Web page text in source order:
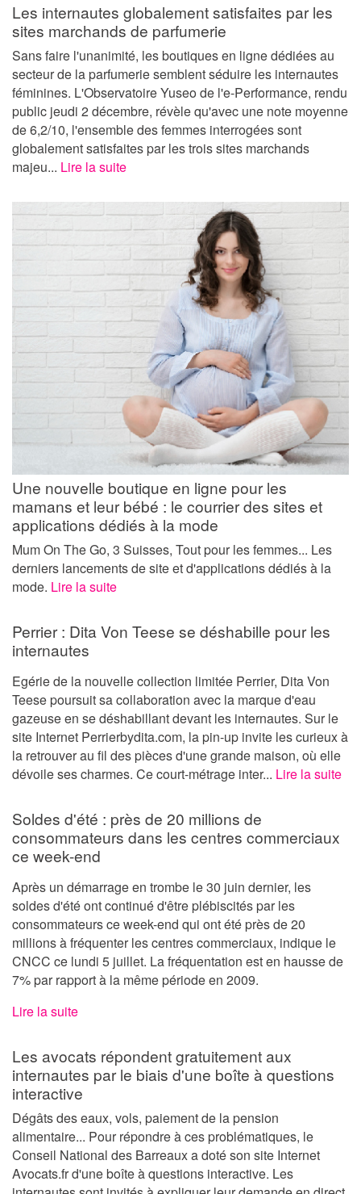
Les internautes globalement satisfaites par les
sites marchands de parfumerie
Sans faire l'unanimité, les boutiques en ligne dédiées au
secteur de la parfumerie semblent séduire les internautes
féminines. L'Observatoire Yuseo de l'e-Performance, rendu
public jeudi 2 décembre, révèle qu'avec une note moyenne
de 6,2/10, l'ensemble des femmes interrogées sont
globalement satisfaites par les trois sites marchands
majeu... Lire la suite
Une nouvelle boutique en ligne pour les
mamans et leur bébé : le courrier des sites et
applications dédiés à la mode
Mum On The Go, 3 Suisses, Tout pour les femmes... Les
derniers lancements de site et d'applications dédiés à la
mode. Lire la suite
Perrier : Dita Von Teese se déshabille pour les
internautes
Egérie de la nouvelle collection limitée Perrier, Dita Von
Teese poursuit sa collaboration avec la marque d'eau
gazeuse en se déshabillant devant les internautes. Sur le
site Internet Perrierbydita.com, la pin-up invite les curieux à
la retrouver au fil des pièces d'une grande maison, où elle
dévoile ses charmes. Ce court-métrage inter... Lire la suite
Soldes d'été : près de 20 millions de
consommateurs dans les centres commerciaux
ce week-end
Après un démarrage en trombe le 30 juin dernier, les
soldes d'été ont continué d'être plébiscités par les
consommateurs ce week-end qui ont été près de 20
millions à fréquenter les centres commerciaux, indique le
CNCC ce lundi 5 juillet. La fréquentation est en hausse de
7% par rapport à la même période en 2009.
Lire la suite
Les avocats répondent gratuitement aux
internautes par le biais d'une boîte à questions
interactive
Dégâts des eaux, vols, paiement de la pension
alimentaire... Pour répondre à ces problématiques, le
Conseil National des Barreaux a doté son site Internet
Avocats.fr d'une boîte à questions interactive. Les